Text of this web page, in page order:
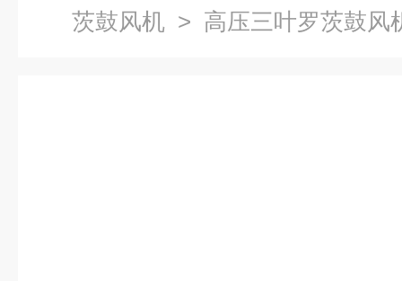
茨鼓风机 > 高压三叶罗茨鼓风